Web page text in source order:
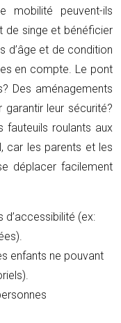
mobilité peuvent-ils
de singe et bénéficier
d’âge et de condition
en compte. Le pont
Des aménagements
leur sécurité?
fauteuils roulants aux
car les parents et les
déplacer facilement
(ex:
enfants ne pouvant